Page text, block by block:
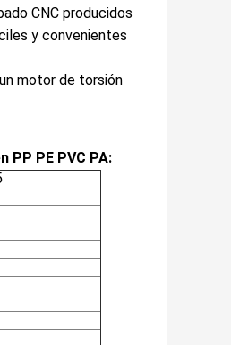
CNC producidos
y convenientes
motor de torsión
PE PVC PA: